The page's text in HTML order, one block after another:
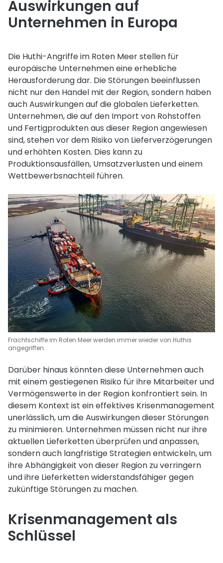
Auswirkungen auf
Unternehmen in Europa
Die Huthi-Angriffe im Roten Meer stellen für
europäische Unternehmen eine erhebliche
Herausforderung dar. Die Störungen beeinflussen
nicht nur den Handel mit der Region, sondern haben
auch Auswirkungen auf die globalen Lieferketten.
Unternehmen, die auf den Import von Rohstoffen
und Fertigprodukten aus dieser Region angewiesen
sind, stehen vor dem Risiko von Lieferverzögerungen
und erhöhten Kosten. Dies kann zu
Produktionsausfällen, Umsatzverlusten und einem
Wettbewerbsnachteil führen.
Frachtschiffe im Roten Meer werden immer wieder von Huthis
angegriffen.
Darüber hinaus könnten diese Unternehmen auch
mit einem gestiegenen Risiko für ihre Mitarbeiter und
Vermögenswerte in der Region konfrontiert sein. In
diesem Kontext ist ein effektives Krisenmanagement
unerlässlich, um die Auswirkungen dieser Störungen
zu minimieren. Unternehmen müssen nicht nur ihre
aktuellen Lieferketten überprüfen und anpassen,
sondern auch langfristige Strategien entwickeln, um
ihre Abhängigkeit von dieser Region zu verringern
und ihre Lieferketten widerstandsfähiger gegen
zukünftige Störungen zu machen.
Krisenmanagement als
Schlüssel